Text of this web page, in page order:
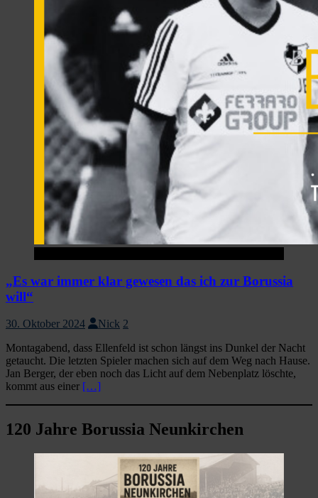
„Es war immer klar gewesen das ich zur Borussia
will“
30. Oktober 2024 Nick 2
Montagabend, dass Ellenfeld ist schon längst ins Dunkel der Nacht
getaucht. Die letzten Spieler machen sich auf dem Weg nach Hause.
Jan Berger, der eben noch das Licht auf dem Nebenplatz löschte,
kommt aus einer […]
120 Jahre Borussia Neunkirchen